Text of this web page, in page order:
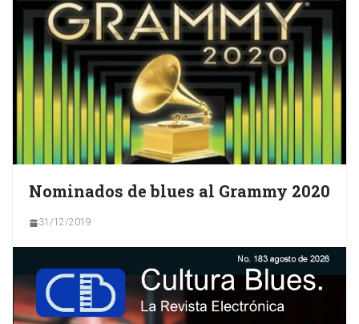
Nominados de blues al Grammy 2020
31/12/2019